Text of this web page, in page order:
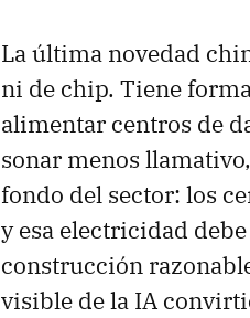
La última novedad
ni de chip. Tiene
alimentar centros de
sonar menos
fondo del sector: los
y esa electricidad
construcción
visible de la IA